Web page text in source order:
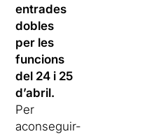
entrades
dobles
per les
funcions
del 24 i 25
d’abril.
Per
aconseguir-